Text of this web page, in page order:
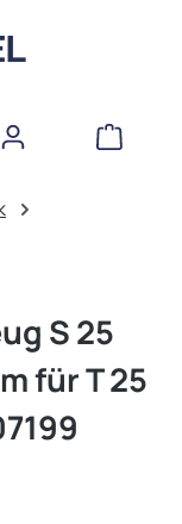
S 25
für T 25